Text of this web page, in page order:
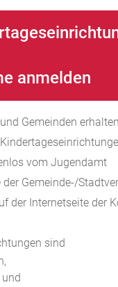
anmelden
Gemeinden
vom Jugendamt
der Gemeinde-/
der Internetseite der
sind